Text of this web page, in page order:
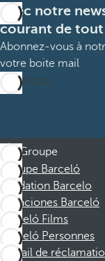
Avec notre
courant de tout
Abonnez-vous à
votre boite mail
M’abonner
Groupe
Groupe Barceló
Fondation Barcelo
Vacaciones Barceló
Barceló Films
Barceló Personnes
Portail de